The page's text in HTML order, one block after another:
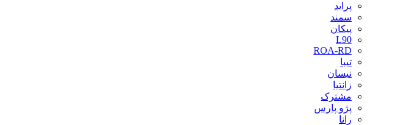
پراید
سمند
پیکان
L90
ROA-RD
تیبا
نیسان
زانتیا
مشترک
پژو پارس
رانا